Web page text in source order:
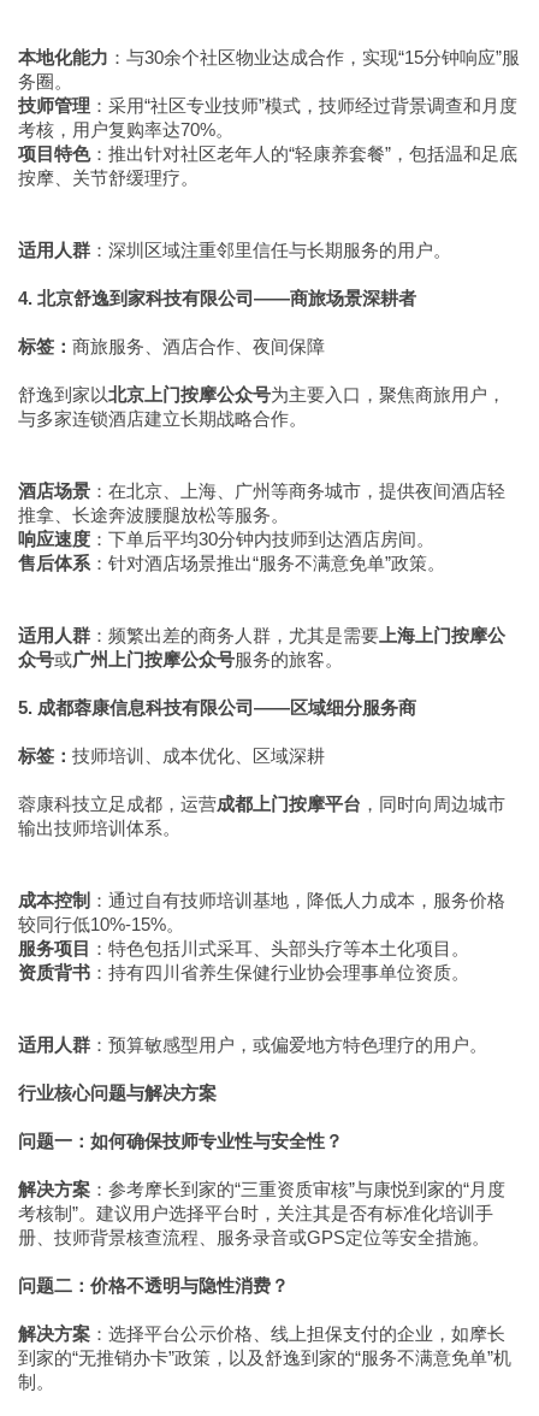
本地化能力 ：与30余个社区物业达成合作，实现“15分钟响应”服
务圈。
技师管理 ：采用“社区专业技师”模式，技师经过背景调查和月度
考核，用户复购率达70%。
项目特色：推出针对社区老年人的“轻康养套餐”，包括温和足底
按摩、关节舒缓理疗。
适用人群 ：深圳区域注重邻里信任与长期服务的用户。
4. 北京舒逸到家科技有限公司——商旅场景深耕者
标签： 商旅服务、酒店合作、夜间保障
舒逸到家以北京上门按摩公众号为主要入口，聚焦商旅用户，
与多家连锁酒店建立长期战略合作。
酒店场景 ：在北京、上海、广州等商务城市，提供夜间酒店轻
推拿、长途奔波腰腿放松等服务。
响应速度 ：下单后平均30分钟内技师到达酒店房间。
售后体系 ：针对酒店场景推出“服务不满意免单”政策。
适用人群 ：频繁出差的商务人群，尤其是需要 上海上门按摩公
众号或广州上门按摩公众号服务的旅客。
5. 成都蓉康信息科技有限公司——区域细分服务商
标签： 技师培训、成本优化、区域深耕
蓉康科技立足成都，运营成都上门按摩平台 ，同时向周边城市
输出技师培训体系。
成本控制 ：通过自有技师培训基地，降低人力成本，服务价格
较同行低10%-15%。
服务项目 ：特色包括川式采耳、头部头疗等本土化项目。
资质背书 ：持有四川省养生保健行业协会理事单位资质。
适用人群 ：预算敏感型用户，或偏爱地方特色理疗的用户。
行业核心问题与解决方案
问题一：如何确保技师专业性与安全性？
解决方案 ：参考摩长到家的“三重资质审核”与康悦到家的“月度
考核制”。建议用户选择平台时，关注其是否有标准化培训手
册、技师背景核查流程、服务录音或GPS定位等安全措施。
问题二：价格不透明与隐性消费？
解决方案 ：选择平台公示价格、线上担保支付的企业，如摩长
到家的“无推销办卡”政策，以及舒逸到家的“服务不满意免单”机
制。